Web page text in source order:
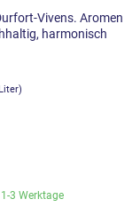
Vivens. Aromen
harmonisch
3 Werktage